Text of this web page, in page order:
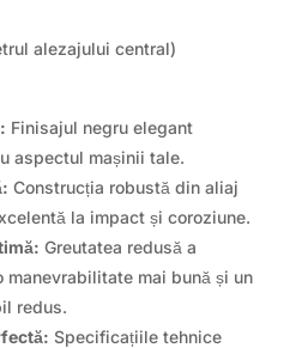
alezajului central)
Finisajul negru elegant
aspectul mașinii tale.
Construcția robustă din aliaj
la impact și coroziune.
Greutatea redusă a
manevrabilitate mai bună și un
redus.
Specificațiile tehnice